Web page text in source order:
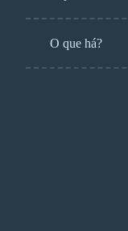
O que há?